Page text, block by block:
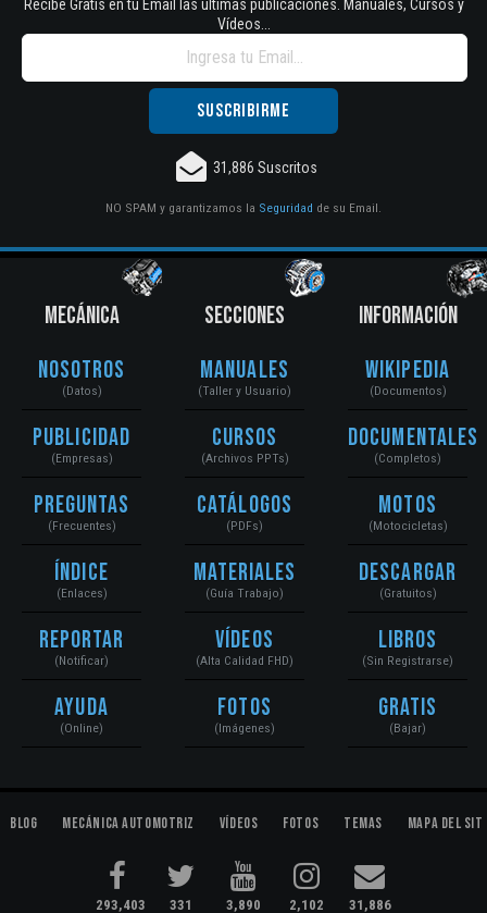
Recibe Gratis en tu Email las últimas publicaciones. Manuales, Cursos y
Vídeos...
31,886 Suscritos
NO SPAM y garantizamos la Seguridad de su Email.
MECÁNICA
Nosotros
(Datos)
Publicidad
(Empresas)
Preguntas
(Frecuentes)
Índice
(Enlaces)
Reportar
(Notificar)
Ayuda
(Online)
SECCIONES
Manuales
(Taller y Usuario)
Cursos
(Archivos PPTs)
Catálogos
(PDFs)
Materiales
(Guía Trabajo)
Vídeos
(Alta Calidad FHD)
Fotos
(Imágenes)
INFORMACIÓN
Wikipedia
(Documentos)
Documentales
(Completos)
Motos
(Motocicletas)
Descargar
(Gratuitos)
Libros
(Sin Registrarse)
Gratis
(Bajar)
Blog Mecánica Automotriz Vídeos Fotos Temas Mapa del
293,403 331 3,890 2,102 31,886